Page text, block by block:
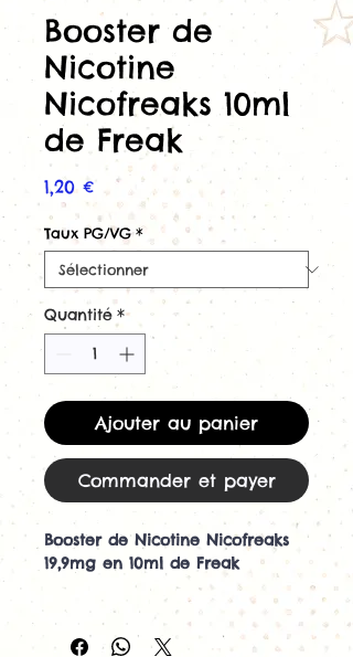
Booster de
Nicotine
Nicofreaks 10ml
de Freak
1,20 €Prix
Taux PG/VG *
Quantité *
Ajouter au panier
Commander et payer
Booster de Nicotine Nicofreaks
19,9mg en 10ml de Freak
Découvrez nos boosters de
nicotine made in DiyFREAKS et